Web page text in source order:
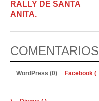
RALLY DE SANTA
ANITA.
COMENTARIOS
WordPress (0) Facebook (